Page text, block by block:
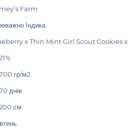
Farm
Індика
x Thin Mint Girl Scout Cookies x
гр/м2
днів
см.